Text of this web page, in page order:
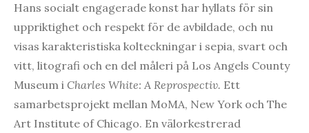
Hans socialt engagerade konst har hyllats för sin
uppriktighet och respekt för de avbildade, och nu
visas karakteristiska kolteckningar i sepia, svart och
vitt, litografi och en del måleri på Los Angels County
Museum i Charles White: A Reprospectiv. Ett
samarbetsprojekt mellan MoMA, New York och The
Art Institute of Chicago. En välorkestrerad